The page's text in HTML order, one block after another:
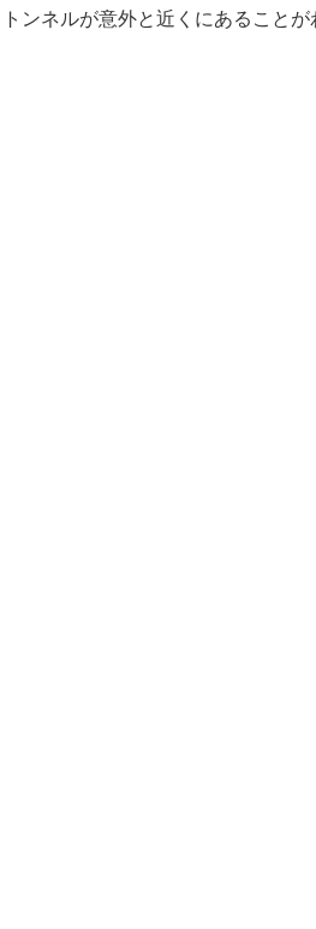
ネルが意外と近くにあることが